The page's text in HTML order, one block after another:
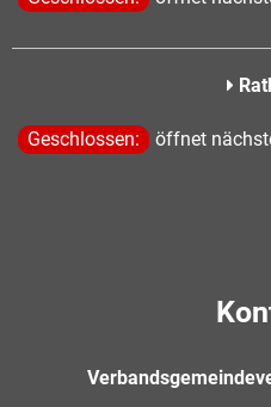
Klicken, um weitere
Geschlossen: öffnet